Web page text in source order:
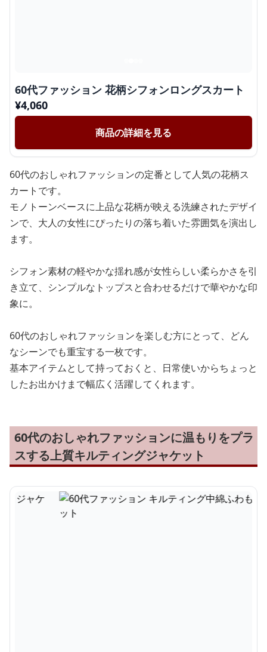
60代ファッション 花柄シフォンロングスカート
¥4,060
商品の詳細を見る
60代のおしゃれファッションの定番として人気の花柄ス
カートです。
モノトーンベースに上品な花柄が映える洗練されたデザイ
ンで、大人の女性にぴったりの落ち着いた雰囲気を演出し
ます。
シフォン素材の軽やかな揺れ感が女性らしい柔らかさを引
き立て、シンプルなトップスと合わせるだけで華やかな印
象に。
60代のおしゃれファッションを楽しむ方にとって、どん
なシーンでも重宝する一枚です。
基本アイテムとして持っておくと、日常使いからちょっと
したお出かけまで幅広く活躍してくれます。
60代のおしゃれファッションに温もりをプラ
スする上質キルティングジャケット